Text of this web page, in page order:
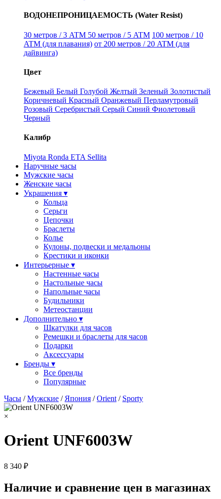
ВОДОНЕПРОНИЦАЕМОСТЬ (Water Resist)
30 метров / 3 ATM 50 метров / 5 ATM 100 метров / 10
ATM (для плавания) от 200 метров / 20 ATM (для
дайвинга)
Цвет
Бежевый Белый Голубой Желтый Зеленый Золотистый
Коричневый Красный Оранжевый Перламутровый
Розовый Серебристый Серый Синий Фиолетовый
Черный
Калибр
Miyota Ronda ETA Sellita
Наручные часы
Мужские часы
Женские часы
Украшения ▾
Кольца
Серьги
Цепочки
Браслеты
Колье
Кулоны, подвески и медальоны
Крестики и иконки
Интерьерные ▾
Настенные часы
Настольные часы
Напольные часы
Будильники
Метеостанции
Дополнительно ▾
Шкатулки для часов
Ремешки и браслеты для часов
Подарки
Аксессуары
Бренды ▾
Все бренды
Популярные
Часы /Мужские / Япония /Orient / Sporty
×
Orient UNF6003W
8 340 ₽
Наличие и сравнение цен в магазинах